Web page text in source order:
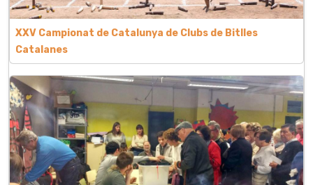
XXV Campionat de Catalunya de Clubs de Bitlles
Catalanes